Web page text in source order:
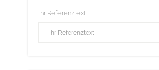
Ihr Referenztext